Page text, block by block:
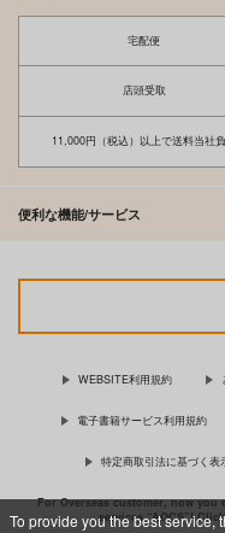
To provide you the best service,
宅配便
店頭受取
11,000円（税込）以上で送料当社
便利な機能/サービス
WEBSITE利用規約
電子書籍サービス利用規約
特定商取引法に基づく表
For Overseas customer, now
services “AOCS”!